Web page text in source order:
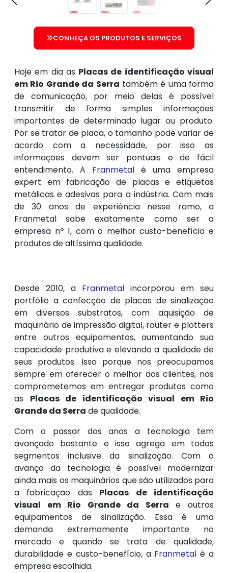
Hoje em dia as Placas de identificação visual
em Rio Grande da Serra também é uma forma
de comunicação, por meio delas é possível
transmitir de forma simples informações
importantes de determinado lugar ou produto.
Por se tratar de placa, o tamanho pode variar de
acordo com a necessidade, por isso as
informações devem ser pontuais e de fácil
entendimento. A Franmetal é uma empresa
expert em fabricação de placas e etiquetas
metálicas e adesivas para a indústria. Com mais
de 30 anos de experiência nesse ramo, a
Franmetal sabe exatamente como ser a
empresa nº 1, com o melhor custo-benefício e
produtos de altíssima qualidade.
CONHEÇA OS PRODUTOS E SERVIÇOS
Desde 2010, a Franmetal incorporou em seu
portfólio a confecção de placas de sinalização
em diversos substratos, com aquisição de
maquinário de impressão digital, router e plotters
entre outros equipamentos, aumentando sua
capacidade produtiva e elevando a qualidade de
seus produtos. Isso porque nos preocupamos
sempre em oferecer o melhor aos clientes, nos
comprometemos em entregar produtos como
as Placas de identificação visual em Rio
Grande da Serra de qualidade.
Com o passar dos anos a tecnologia tem
avançado bastante e isso agrega em todos
segmentos inclusive da sinalização. Com o
avanço da tecnologia é possível modernizar
ainda mais os maquinários que são utilizados para
a fabricação das Placas de identificação
visual em Rio Grande da Serra e outros
equipamentos de sinalização. Essa é uma
demanda extremamente importante no
mercado e quando se trata de qualidade,
durabilidade e custo-benefício, a Franmetal é a
empresa escolhida.